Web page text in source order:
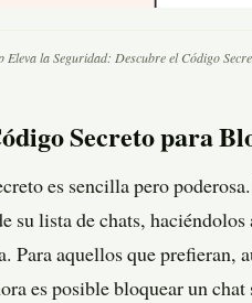
Eleva la Seguridad: Descubre el Código
Secreto para
es sencilla pero
su lista de chats,
Para aquellos que prefieran,
es posible bloquear un